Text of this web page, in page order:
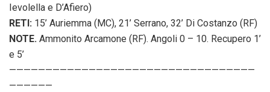
Ievolella e D’Afiero)
RETI: 15’ Auriemma (MC), 21’ Serrano, 32’ Di Costanzo (RF)
NOTE. Ammonito Arcamone (RF). Angoli 0 – 10. Recupero 1’
e 5’
——————————————————————————————————
——————